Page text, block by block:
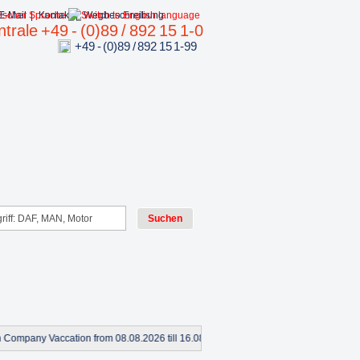
Wegbeschreibung
Kontakt |
Mail |
+49 - (0)89 / 892 15 1-0
+49 - (0)89 / 892 15 1-99
Vaccation from 08.08.2026 till 16.08.2026 !**